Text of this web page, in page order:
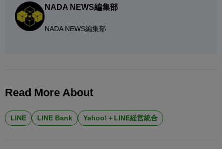
NADA NEWS編集部
NADA NEWS編集部
Read More About
LINE LINE Bank Yahoo!＋LINE経営統合